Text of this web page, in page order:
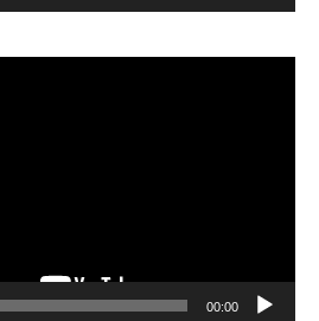
00:00